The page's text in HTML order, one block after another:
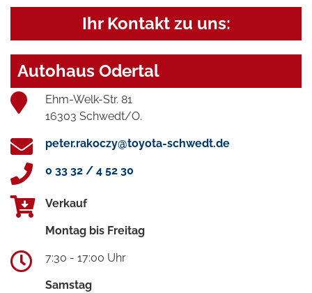
Ihr Kontakt zu uns:
Autohaus Odertal
Ehm-Welk-Str. 81
16303 Schwedt/O.
peter.rakoczy@toyota-schwedt.de
0 33 32 / 4 52 30
Verkauf
Montag bis Freitag
7:30 - 17:00 Uhr
Samstag